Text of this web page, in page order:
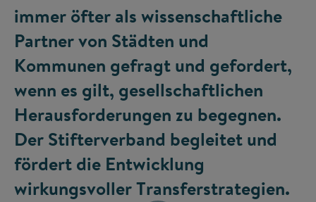
immer öfter als wissenschaftliche
Partner von Städten und
Kommunen gefragt und gefordert,
wenn es gilt, gesellschaftlichen
Herausforderungen zu begegnen.
Der Stifterverband begleitet und
fördert die Entwicklung
wirkungsvoller Transferstrategien.